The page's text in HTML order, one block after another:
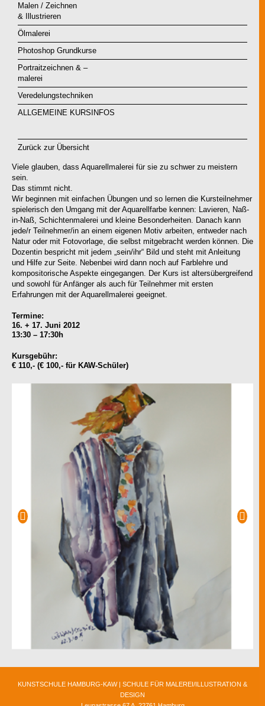
Malen / Zeichnen
& Illustrieren
Ölmalerei
Photoshop Grundkurse
Portraitzeichnen & –
malerei
Veredelungstechniken
ALLGEMEINE KURSINFOS
Zurück zur Übersicht
Viele glauben, dass Aquarellmalerei für sie zu schwer zu meistern
sein.
Das stimmt nicht.
Wir beginnen mit einfachen Übungen und so lernen die Kursteilnehmer
spielerisch den Umgang mit der Aquarellfarbe kennen: Lavieren, Naß-
in-Naß, Schichtenmalerei und kleine Besonderheiten. Danach kann
jede/r Teilnehmer/in an einem eigenen Motiv arbeiten, entweder nach
Natur oder mit Fotovorlage, die selbst mitgebracht werden können. Die
Dozentin bespricht mit jedem „sein/ihr“ Bild und steht mit Anleitung
und Hilfe zur Seite. Nebenbei wird dann noch auf Farblehre und
kompositorische Aspekte eingegangen. Der Kurs ist altersübergreifend
und sowohl für Anfänger als auch für Teilnehmer mit ersten
Erfahrungen mit der Aquarellmalerei geeignet.
Termine:
16. + 17. Juni 2012
13:30 – 17:30h
Kursgebühr:
€ 110,- (€ 100,- für KAW-Schüler)
KUNSTSCHULE HAMBURG-KAW | SCHULE FÜR MALEREI/ILLUSTRATION &
DESIGN